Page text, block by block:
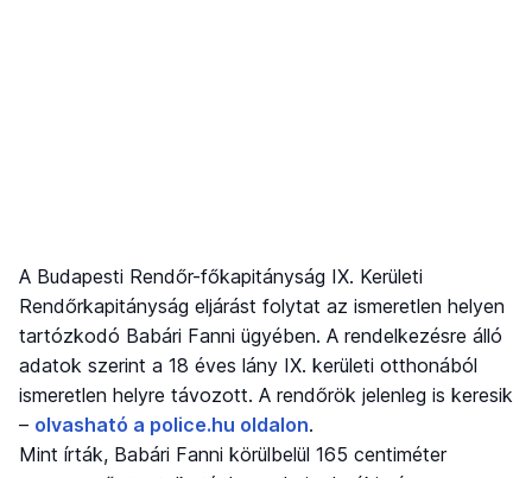
A Budapesti Rendőr-főkapitányság IX. Kerületi
Rendőrkapitányság eljárást folytat az ismeretlen helyen
tartózkodó Babári Fanni ügyében. A rendelkezésre álló
adatok szerint a 18 éves lány IX. kerületi otthonából
ismeretlen helyre távozott. A rendőrök jelenleg is keresik
– olvasható a police.hu oldalon.
Mint írták, Babári Fanni körülbelül 165 centiméter